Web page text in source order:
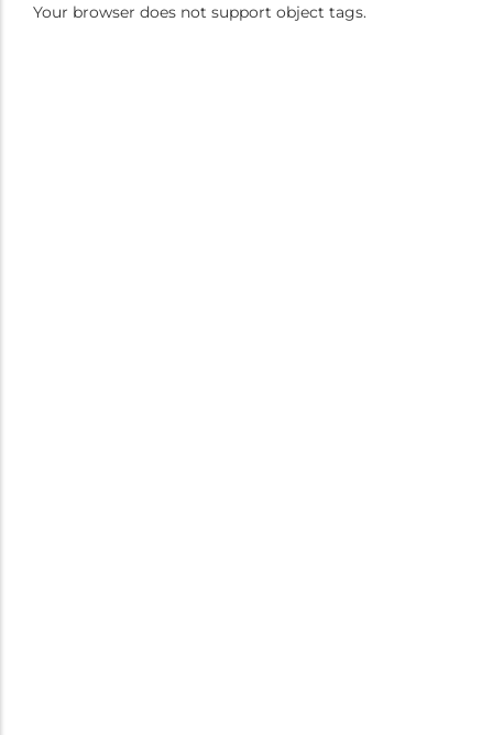
Your browser does not support object tags.